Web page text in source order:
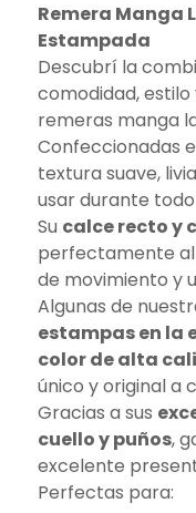
Remera Manga
Estampada
Descubrí la
comodidad,
remeras manga
Confeccionadas
textura suave,
usar durante
Su calce recto y
perfectamente
de movimiento y
Algunas de
estampas en la
color de alta
único y original a
Gracias a sus
cuello y puños,
excelente
Perfectas para: